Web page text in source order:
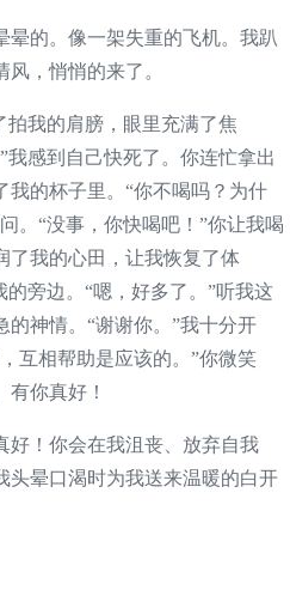
晕的。像一架失重的飞机。我趴
，悄悄的来了。
拍我的肩膀，眼里充满了焦
我感到自己快死了。你连忙拿出
我的杯子里。“你不喝吗？为什
。“没事，你快喝吧！”你让我喝
了我的心田，让我恢复了体
的旁边。“嗯，好多了。”听我这
神情。“谢谢你。”我十分开
互相帮助是应该的。”你微笑
你真好！
好！你会在我沮丧、放弃自我
头晕口渴时为我送来温暖的白开